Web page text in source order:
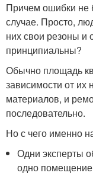
Причем ошибки не
случае. Просто,
них свои резоны и
принципиальны?
Обычно площадь
зависимости от
материалов, и
последовательно.
Но с чего именно
Одни эксперты
одно